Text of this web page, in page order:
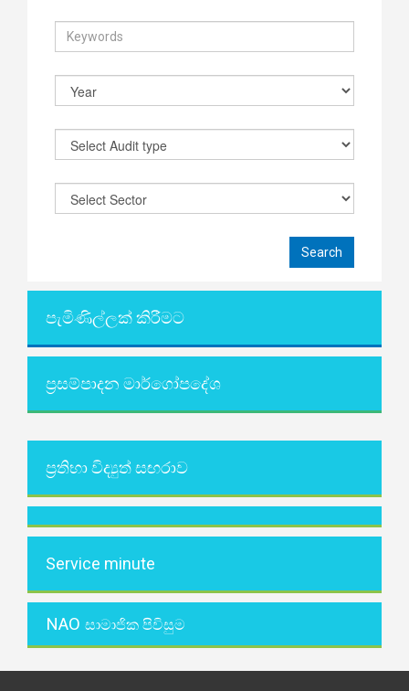
පැමිණිල්ලක් කිරීමට
ප්‍රසම්පාදන මාර්ගෝපදේශ
ප්‍රතිභා විද්‍යුත් සඟරාව
Service minute
NAO සාමාජික පිවිසුම